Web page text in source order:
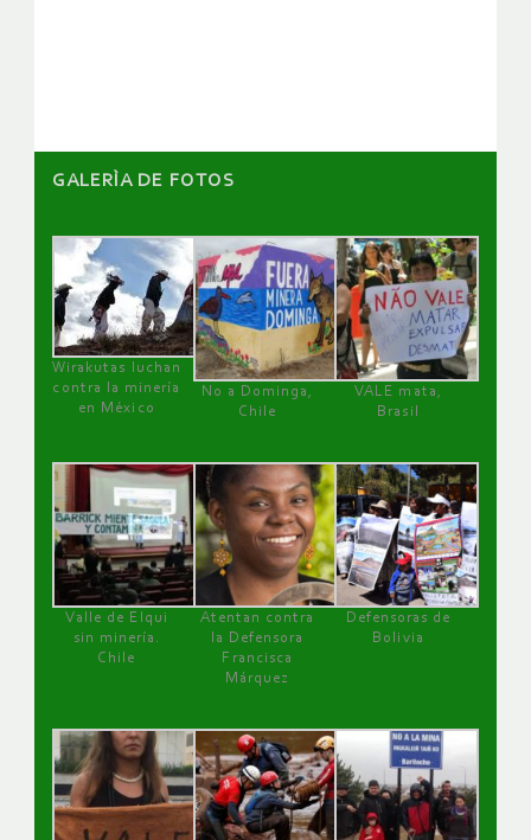
GALERÌA DE FOTOS
Wirakutas luchan
contra la minería
en México
No a Dominga,
Chile
VALE mata,
Brasil
Valle de Elqui
sin minería.
Chile
Atentan contra
la Defensora
Francisca
Márquez
Defensoras de
Bolivia